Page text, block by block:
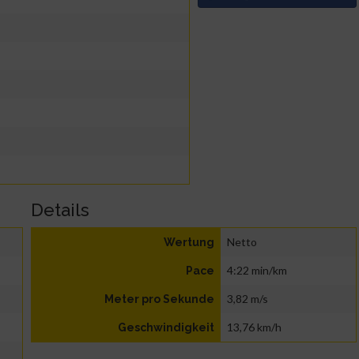
Details
Wertung Netto
Pace 4:22 min/km
Meter pro Sekunde 3,82 m/s
Geschwindigkeit 13,76 km/h